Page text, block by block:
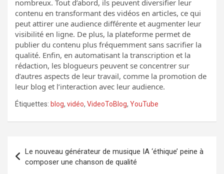
nombreux. Tout d’abord, ils peuvent diversifier leur
contenu en transformant des vidéos en articles, ce qui
peut attirer une audience différente et augmenter leur
visibilité en ligne. De plus, la plateforme permet de
publier du contenu plus fréquemment sans sacrifier la
qualité. Enfin, en automatisant la transcription et la
rédaction, les blogueurs peuvent se concentrer sur
d’autres aspects de leur travail, comme la promotion de
leur blog et l’interaction avec leur audience.
Étiquettes: blog, vidéo, VideoToBlog, YouTube
de
Le nouveau générateur de musique IA ‘éthique’ peine à
composer une chanson de qualité